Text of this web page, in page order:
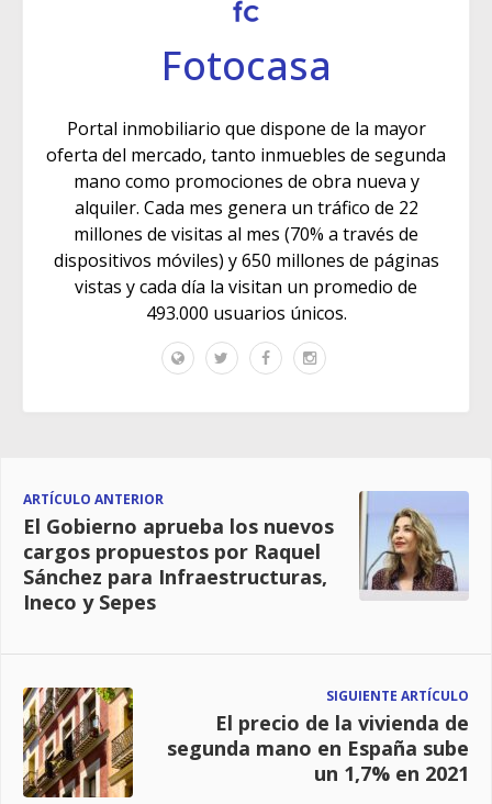
Fotocasa
Portal inmobiliario que dispone de la mayor
oferta del mercado, tanto inmuebles de segunda
mano como promociones de obra nueva y
alquiler. Cada mes genera un tráfico de 22
millones de visitas al mes (70% a través de
dispositivos móviles) y 650 millones de páginas
vistas y cada día la visitan un promedio de
493.000 usuarios únicos.
ARTÍCULO ANTERIOR
El Gobierno aprueba los nuevos
cargos propuestos por Raquel
Sánchez para Infraestructuras,
Ineco y Sepes
SIGUIENTE ARTÍCULO
El precio de la vivienda de
segunda mano en España sube
un 1,7% en 2021